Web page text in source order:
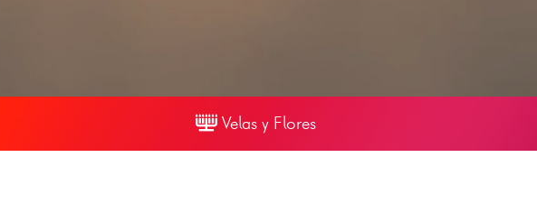
Velas y Flores